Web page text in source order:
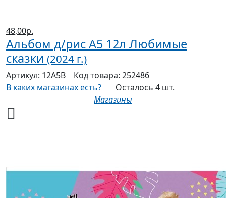
48,00р.
Альбом д/рис А5 12л Любимые
сказки (2024 г.)
Артикул: 12А5В Код товара: 252486
В каких магазинах есть?
Осталось 4 шт.
Магазины